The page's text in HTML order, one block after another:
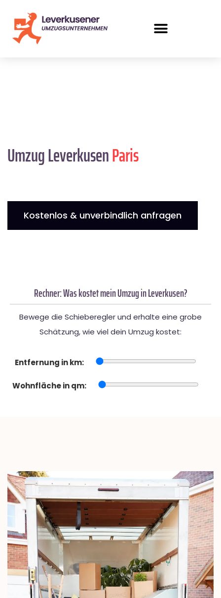
Umzug LeverkusenParis
Kostenlos & unverbindlich anfragen
Rechner: Was kostet mein Umzug in Leverkusen?
Bewege die Schieberegler und erhalte eine grobe
Schätzung, wie viel dein Umzug kostet:
Entfernung in km:
Wohnfläche in qm: